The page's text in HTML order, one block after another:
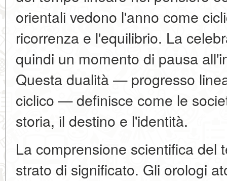
orientali vedono l'anno come
ricorrenza e l'equilibrio. La
quindi un momento di pausa
Questa dualità — progresso
ciclico — definisce come le
storia, il destino e l'identità.
La comprensione scientifica del
strato di significato. Gli orologi